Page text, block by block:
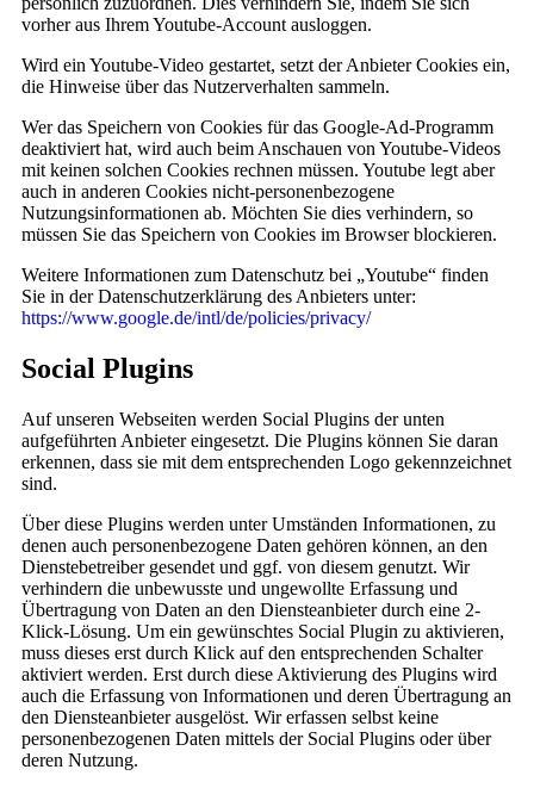
vorher aus Ihrem Youtube-Account ausloggen.
Wird ein Youtube-Video gestartet, setzt der Anbieter Cookies ein,
die Hinweise über das Nutzerverhalten sammeln.
Wer das Speichern von Cookies für das Google-Ad-Programm
deaktiviert hat, wird auch beim Anschauen von Youtube-Videos
mit keinen solchen Cookies rechnen müssen. Youtube legt aber
auch in anderen Cookies nicht-personenbezogene
Nutzungsinformationen ab. Möchten Sie dies verhindern, so
müssen Sie das Speichern von Cookies im Browser blockieren.
Weitere Informationen zum Datenschutz bei „Youtube“ finden
Sie in der Datenschutzerklärung des Anbieters unter:
https://www.google.de/intl/de/policies/privacy/
Social Plugins
Auf unseren Webseiten werden Social Plugins der unten
aufgeführten Anbieter eingesetzt. Die Plugins können Sie daran
erkennen, dass sie mit dem entsprechenden Logo gekennzeichnet
sind.
Über diese Plugins werden unter Umständen Informationen, zu
denen auch personenbezogene Daten gehören können, an den
Dienstebetreiber gesendet und ggf. von diesem genutzt. Wir
verhindern die unbewusste und ungewollte Erfassung und
Übertragung von Daten an den Diensteanbieter durch eine 2-
Klick-Lösung. Um ein gewünschtes Social Plugin zu aktivieren,
muss dieses erst durch Klick auf den entsprechenden Schalter
aktiviert werden. Erst durch diese Aktivierung des Plugins wird
auch die Erfassung von Informationen und deren Übertragung an
den Diensteanbieter ausgelöst. Wir erfassen selbst keine
personenbezogenen Daten mittels der Social Plugins oder über
deren Nutzung.